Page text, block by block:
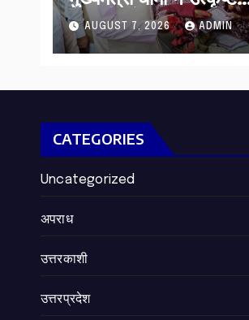
बुनकरों और हस्तशिल्प
कारीगरों को किया सम्मानित
AUGUST 7, 2026 ADMIN
CATEGORIES
Uncategorized
अपराध
उत्तरकाशी
उत्तरप्रदेश